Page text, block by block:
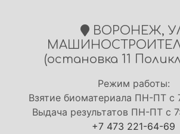
ВОРОНЕЖ,
(остановка 11
Режим работы:
Взятие биоматериала ПН-ПТ с
Выдача результатов ПН-ПТ с
+7 473 221-64-69